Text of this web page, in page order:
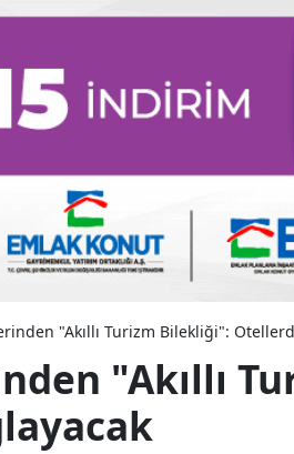
"Akıllı Turizm Bilekliği":
"Akıllı